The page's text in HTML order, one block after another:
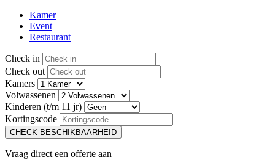
Kamer
Event
Restaurant
Check in
Check out
Kamers
Volwassenen
Kinderen (t/m 11 jr)
Kortingscode
CHECK BESCHIKBAARHEID
Vraag direct een offerte aan